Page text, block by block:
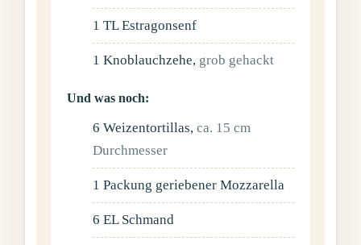
1 TLEstragonsenf
1 Knoblauchzehe, grob gehackt
Und was noch:
6 Weizentortillas,ca. 15 cm
Durchmesser
1 Packung geriebener Mozzarella
6 EL Schmand